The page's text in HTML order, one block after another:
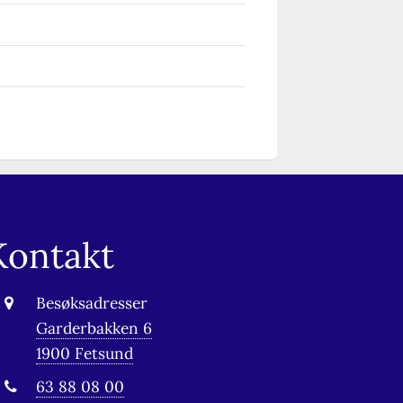
Besøksadresser
Garderbakken 6
1900 Fetsund
63 88 08 00